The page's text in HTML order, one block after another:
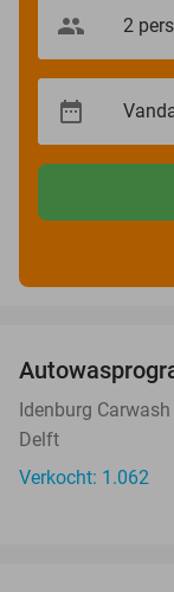
Idenburg Carwash
Delft
Verkocht: 1.062